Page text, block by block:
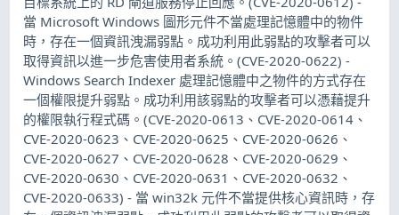
當 Microsoft Windows 圖形元件不當處理記憶體中的物件
時，存在一個資訊洩漏弱點。成功利用此弱點的攻擊者可以
取得資訊以進一步危害使用者系統。(CVE-2020-0622) -
Windows Search Indexer 處理記憶體中之物件的方式存在
一個權限提升弱點。成功利用該弱點的攻擊者可以憑藉提升
的權限執行程式碼。(CVE-2020-0613、CVE-2020-0614、
CVE-2020-0623、CVE-2020-0625、CVE-2020-0626、
CVE-2020-0627、CVE-2020-0628、CVE-2020-0629、
CVE-2020-0630、CVE-2020-0631、CVE-2020-0632、
CVE-2020-0633) - 當 win32k 元件不當提供核心資訊時，存